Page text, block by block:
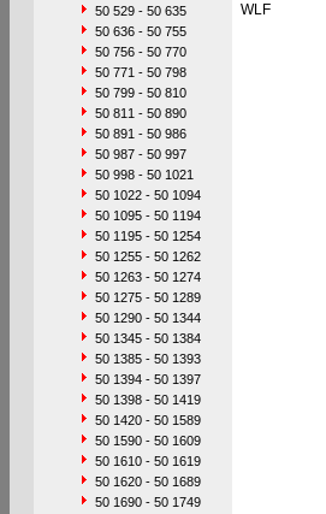
50 529 - 50 635
50 636 - 50 755
50 756 - 50 770
50 771 - 50 798
50 799 - 50 810
50 811 - 50 890
50 891 - 50 986
50 987 - 50 997
50 998 - 50 1021
50 1022 - 50 1094
50 1095 - 50 1194
50 1195 - 50 1254
50 1255 - 50 1262
50 1263 - 50 1274
50 1275 - 50 1289
50 1290 - 50 1344
50 1345 - 50 1384
50 1385 - 50 1393
50 1394 - 50 1397
50 1398 - 50 1419
50 1420 - 50 1589
50 1590 - 50 1609
50 1610 - 50 1619
50 1620 - 50 1689
50 1690 - 50 1749
WLF